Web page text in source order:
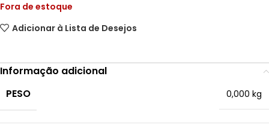
Fora de estoque
Adicionar à Lista de Desejos
Informação adicional
PESO
0,000 kg